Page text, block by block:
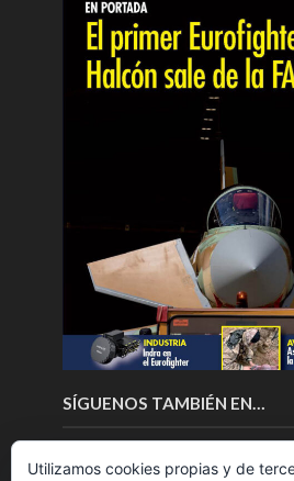
SÍGUENOS TAMBIÉN EN…
Utilizamos cookies propias y de